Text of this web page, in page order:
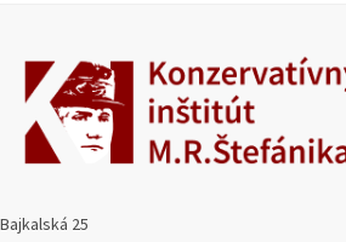
Bajkalská 25